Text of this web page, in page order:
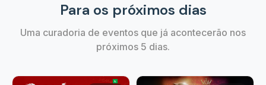
Para os próximos dias
Uma curadoria de eventos que já acontecerão nos
próximos 5 dias.